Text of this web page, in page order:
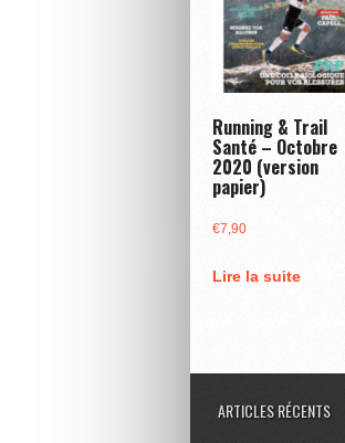
Running & Trail
Santé – Octobre
2020 (version
papier)
€7,90
Lire la suite
ARTICLES RÉCENTS